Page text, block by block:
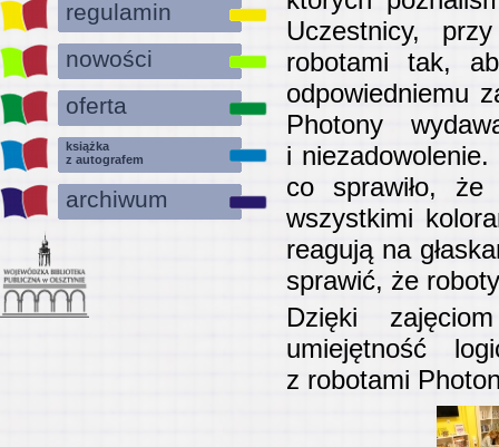
regulamin
nowości
oferta
książka
z autografem
archiwum
Uczestnicy,
robotami tak,
odpowiedniemu
Photony
i
co sprawiło,
wszystkimi
reagują na
sprawić, że roboty
Dzięki
umiejętność
z robotami